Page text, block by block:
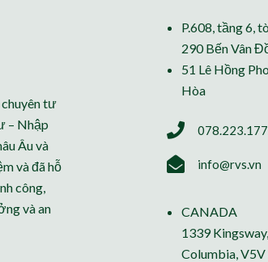
tư
– Nhập
Âu và
và đã hỗ
công,
và an
P.608, tầng 6,
290 Bến Vân
51 Lê Hồng
Hòa
info@rvs.vn
CANADA
1339
Columbia, V5V